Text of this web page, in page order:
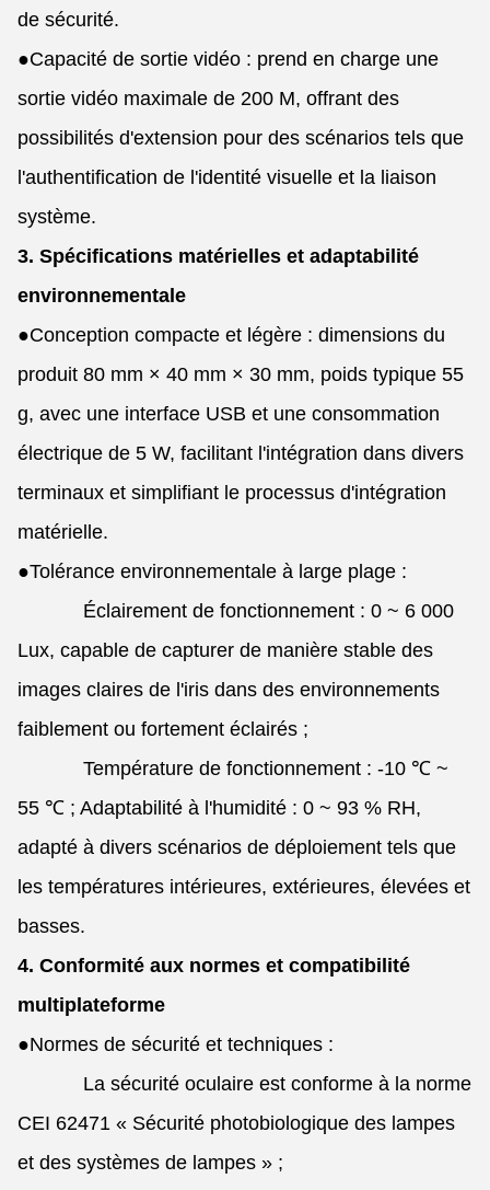
de sécurité.
●Capacité de sortie vidéo : prend en charge une
sortie vidéo maximale de 200 M, offrant des
possibilités d'extension pour des scénarios tels que
l'authentification de l'identité visuelle et la liaison
système.
3. Spécifications matérielles et adaptabilité
environnementale
●Conception compacte et légère : dimensions du
produit 80 mm × 40 mm × 30 mm, poids typique 55
g, avec une interface USB et une consommation
électrique de 5 W, facilitant l'intégration dans divers
terminaux et simplifiant le processus d'intégration
matérielle.
●Tolérance environnementale à large plage :
Éclairement de fonctionnement : 0 ~ 6 000
Lux, capable de capturer de manière stable des
images claires de l'iris dans des environnements
faiblement ou fortement éclairés ;
Température de fonctionnement : -10 ℃ ~
55 ℃ ; Adaptabilité à l'humidité : 0 ~ 93 % RH,
adapté à divers scénarios de déploiement tels que
les températures intérieures, extérieures, élevées et
basses.
4. Conformité aux normes et compatibilité
multiplateforme
●Normes de sécurité et techniques :
La sécurité oculaire est conforme à la norme
CEI 62471 « Sécurité photobiologique des lampes
et des systèmes de lampes » ;